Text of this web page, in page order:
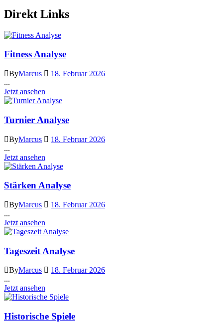
Direkt Links
Fitness Analyse
ByMarcus
18. Februar 2026
...
Jetzt ansehen
Turnier Analyse
ByMarcus
18. Februar 2026
...
Jetzt ansehen
Stärken Analyse
ByMarcus
18. Februar 2026
...
Jetzt ansehen
Tageszeit Analyse
ByMarcus
18. Februar 2026
...
Jetzt ansehen
Historische Spiele